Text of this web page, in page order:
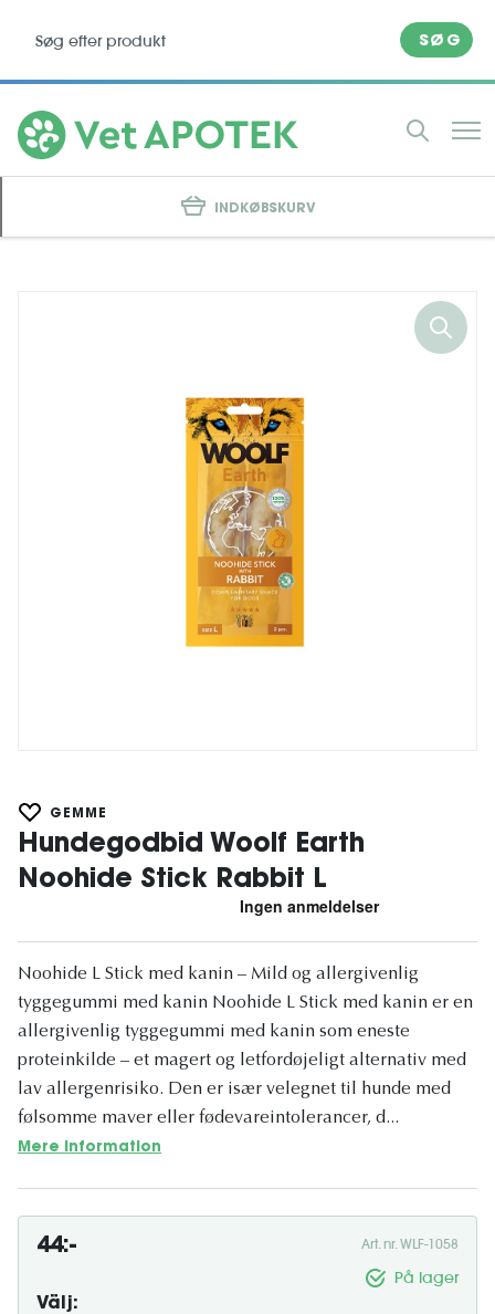
SØG
INDKØBSKURV
GEMME
Hundegodbid Woolf Earth
Noohide Stick Rabbit L
Noohide L Stick med kanin – Mild og allergivenlig
tyggegummi med kanin Noohide L Stick med kanin er en
allergivenlig tyggegummi med kanin som eneste
proteinkilde – et magert og letfordøjeligt alternativ med
lav allergenrisiko. Den er især velegnet til hunde med
følsomme maver eller fødevareintolerancer, d...
Mere information
44:- Art. nr. WLF-1058
På lager
Välj: